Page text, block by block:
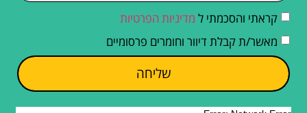
קראתי והסכמתי ל מדיניות הפרטיות
מאשר/ת קבלת דיוור וחומרים פרסומיים
שליחה